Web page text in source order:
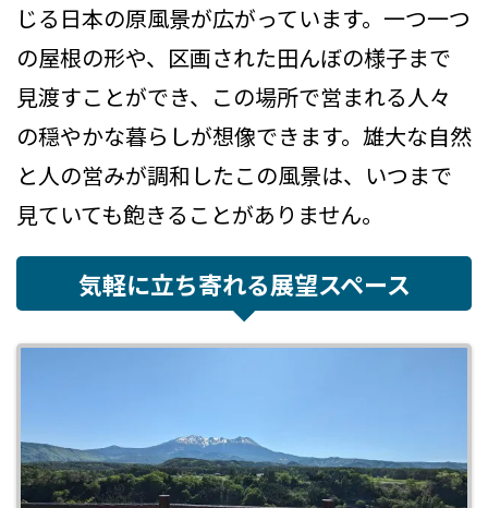
じる日本の原風景が広がっています。一つ一つ
の屋根の形や、区画された田んぼの様子まで
見渡すことができ、この場所で営まれる人々
の穏やかな暮らしが想像できます。雄大な自然
と人の営みが調和したこの風景は、いつまで
見ていても飽きることがありません。
気軽に立ち寄れる展望スペース